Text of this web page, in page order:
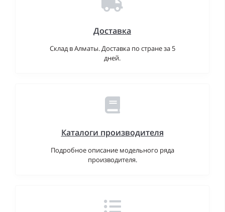
Доставка
Склад в Алматы. Доставка по стране за 5
дней.
Каталоги производителя
Подробное описание модельного ряда
производителя.